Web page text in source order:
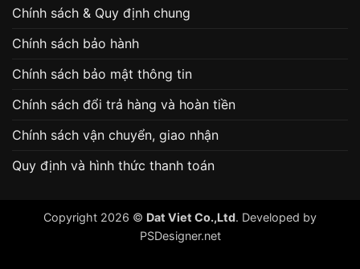
Chính sách & Quy định chung
Chính sách bảo hành
Chính sách bảo mật thông tin
Chính sách đổi trả hàng và hoàn tiền
Chính sách vận chuyển, giao nhận
Quy định và hình thức thanh toán
Copyright 2026 © Dat Viet Co.,Ltd. Developed by
PSDesigner.net